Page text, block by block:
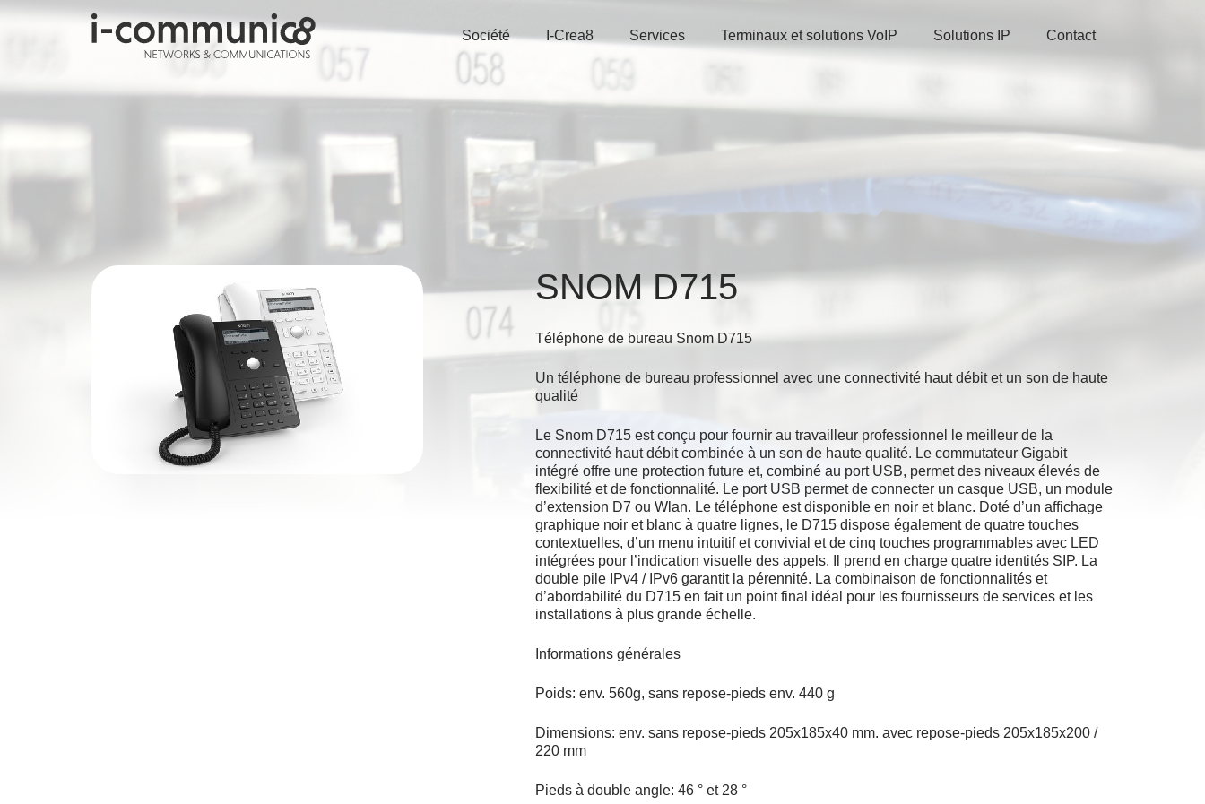
Société I-Crea8 Services Terminaux et solutions VoIP Solutions IP Contact
SNOM D715
Téléphone de bureau Snom D715
Un téléphone de bureau professionnel avec une connectivité haut débit et un son de haute
qualité
Le Snom D715 est conçu pour fournir au travailleur professionnel le meilleur de la
connectivité haut débit combinée à un son de haute qualité. Le commutateur Gigabit
intégré offre une protection future et, combiné au port USB, permet des niveaux élevés de
flexibilité et de fonctionnalité. Le port USB permet de connecter un casque USB, un module
d’extension D7 ou Wlan. Le téléphone est disponible en noir et blanc. Doté d’un affichage
graphique noir et blanc à quatre lignes, le D715 dispose également de quatre touches
contextuelles, d’un menu intuitif et convivial et de cinq touches programmables avec LED
intégrées pour l’indication visuelle des appels.
Il prend en charge quatre identités SIP. La
double pile IPv4 / IPv6 garantit la pérennité. La combinaison de fonctionnalités et
d’abordabilité du D715 en fait un point final idéal pour les fournisseurs de services et les
installations à plus grande échelle.
Informations générales
Poids: env. 560g, sans repose-pieds env. 440 g
Dimensions: env. sans repose-pieds 205x185x40 mm. avec repose-pieds 205x185x200 /
220 mm
Pieds à double angle: 46 ° et 28 °